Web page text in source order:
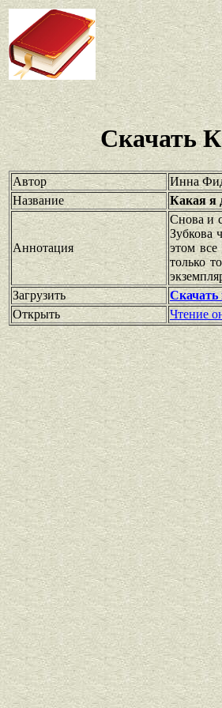
Скачать
Автор
Инна
Название
Какая я
Аннотация
Снова и
Зубкова
этом
только
Загрузить
Скачать
Открыть
Чтение